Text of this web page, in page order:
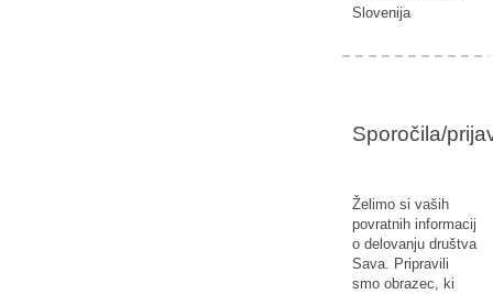
Slovenija
Sporočila/
Želimo si vaših
povratnih informacij
o delovanju društva
Sava. Pripravili
smo obrazec, ki